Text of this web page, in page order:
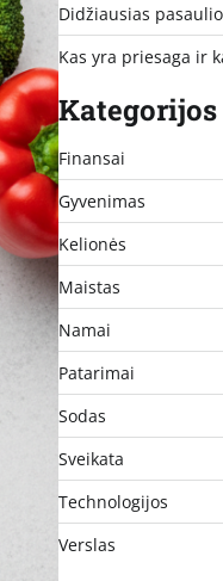
Didžiausias
Kas yra priesaga ir
Kategorijos
Finansai
Gyvenimas
Kelionės
Maistas
Namai
Patarimai
Sodas
Sveikata
Technologijos
Verslas